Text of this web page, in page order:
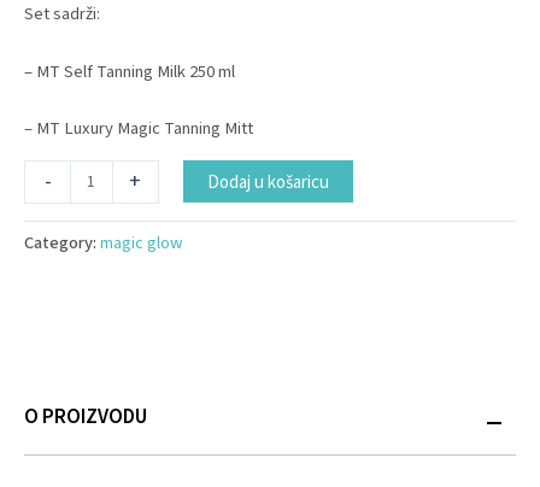
Set sadrži:
– MT Self Tanning Milk 250 ml
– MT Luxury Magic Tanning Mitt
- + Dodaj u košaricu
Category:magic glow
O PROIZVODU